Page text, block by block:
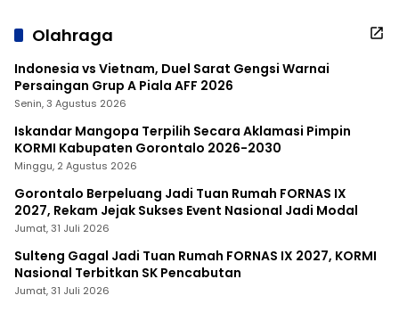
Olahraga
Indonesia vs Vietnam, Duel Sarat Gengsi Warnai
Persaingan Grup A Piala AFF 2026
Senin, 3 Agustus 2026
Iskandar Mangopa Terpilih Secara Aklamasi Pimpin
KORMI Kabupaten Gorontalo 2026-2030
Minggu, 2 Agustus 2026
Gorontalo Berpeluang Jadi Tuan Rumah FORNAS IX
2027, Rekam Jejak Sukses Event Nasional Jadi Modal
Jumat, 31 Juli 2026
Sulteng Gagal Jadi Tuan Rumah FORNAS IX 2027, KORMI
Nasional Terbitkan SK Pencabutan
Jumat, 31 Juli 2026